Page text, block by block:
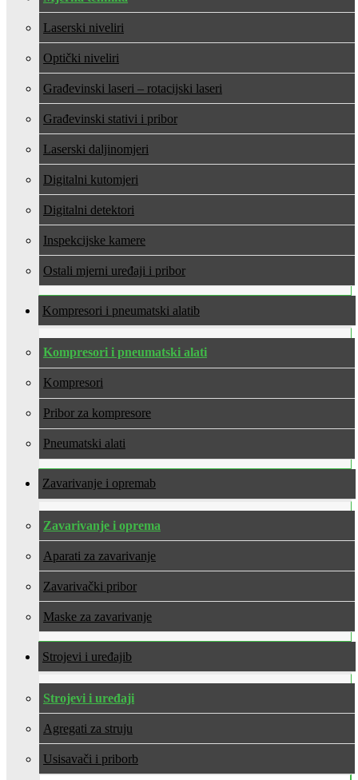
Laserski niveliri
Optički niveliri
Građevinski laseri – rotacijski laseri
Građevinski stativi i pribor
Laserski daljinomjeri
Digitalni kutomjeri
Digitalni detektori
Inspekcijske kamere
Ostali mjerni uređaji i pribor
Kompresori i pneumatski alati
Kompresori i pneumatski alati
Kompresori
Pribor za kompresore
Pneumatski alati
Zavarivanje i oprema
Zavarivanje i oprema
Aparati za zavarivanje
Zavarivački pribor
Maske za zavarivanje
Strojevi i uređaji
Strojevi i uređaji
Agregati za struju
Usisavači i pribor